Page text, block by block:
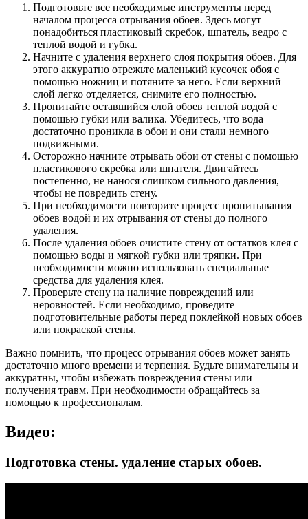
Подготовьте все необходимые инструменты перед
началом процесса отрывания обоев. Здесь могут
понадобиться пластиковый скребок, шпатель, ведро с
теплой водой и губка.
Начните с удаления верхнего слоя покрытия обоев. Для
этого аккуратно отрежьте маленький кусочек обоя с
помощью ножниц и потяните за него. Если верхний
слой легко отделяется, снимите его полностью.
Пропитайте оставшийся слой обоев теплой водой с
помощью губки или валика. Убедитесь, что вода
достаточно проникла в обои и они стали немного
подвижными.
Осторожно начните отрывать обои от стены с помощью
пластикового скребка или шпателя. Двигайтесь
постепенно, не нанося слишком сильного давления,
чтобы не повредить стену.
При необходимости повторите процесс пропитывания
обоев водой и их отрывания от стены до полного
удаления.
После удаления обоев очистите стену от остатков клея с
помощью воды и мягкой губки или тряпки. При
необходимости можно использовать специальные
средства для удаления клея.
Проверьте стену на наличие повреждений или
неровностей. Если необходимо, проведите
подготовительные работы перед поклейкой новых обоев
или покраской стены.
Важно помнить, что процесс отрывания обоев может занять
достаточно много времени и терпения. Будьте внимательны и
аккуратны, чтобы избежать повреждения стены или
получения травм. При необходимости обращайтесь за
помощью к профессионалам.
Видео:
Подготовка стены. удаление старых обоев.